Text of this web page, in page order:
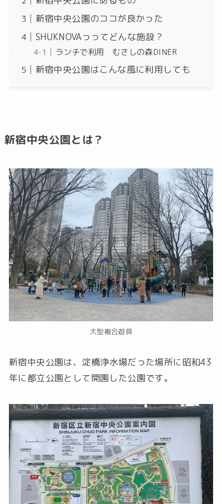
新宿中央公園のココが良かった
SHUKNOVAっってどんな施設？
ランチで利用 むさしの森DINER
新宿中央公園はこんな風に利用しても
新宿中央公園とは？
大型複合遊具
新宿中央公園は、淀橋浄水場だった場所に昭和43
年に都立公園として開園した公園です。